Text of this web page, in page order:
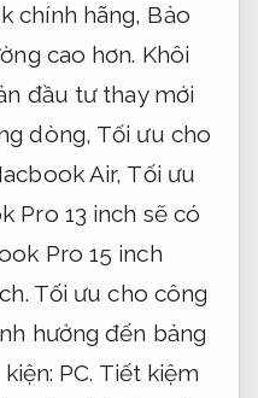
chính hãng, Bảo
cao hơn. Khôi
đầu tư thay mới
dòng, Tối ưu cho
Air, Tối ưu
Pro 13 inch sẽ có
Pro 15 inch
Tối ưu cho công
hưởng đến bảng
PC. Tiết kiệm